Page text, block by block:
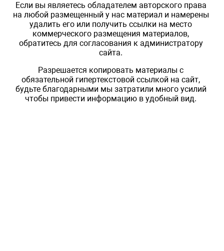
Если вы являетесь обладателем авторского права
на любой размещенный у нас материал и намерены
удалить его или получить ссылки на место
коммерческого размещения материалов,
обратитесь для согласования к администратору
сайта.
Разрешается копировать материалы с
обязательной гипертекстовой ссылкой на сайт,
будьте благодарными мы затратили много усилий
чтобы привести информацию в удобный вид.